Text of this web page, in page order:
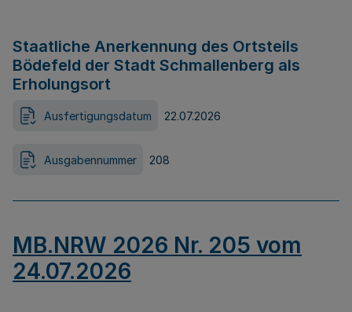
Staatliche Anerkennung des Ortsteils
Bödefeld der Stadt Schmallenberg als
Erholungsort
Ausfertigungsdatum 22.07.2026
Ausgabennummer 208
MB.NRW 2026 Nr. 205 vom
24.07.2026